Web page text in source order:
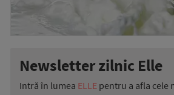
Newsletter zilnic Elle
Intră în lumea ELLE pentru a afla cele